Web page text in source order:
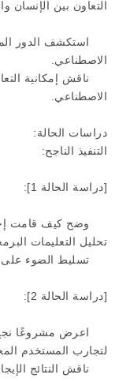
التعاون بين الإنسان
استكشف الدور
الاصطناعي.
ناقش إمكانية
الاصطناعي.
دراسات الحالة:
التنفيذ الناجح:
[دراسة الحالة 1]:
وضح كيف قامت
تحليل التعليمات
تسليط الضوء على
[دراسة الحالة 2]:
لتجارب المستخدم
ناقش النتائج